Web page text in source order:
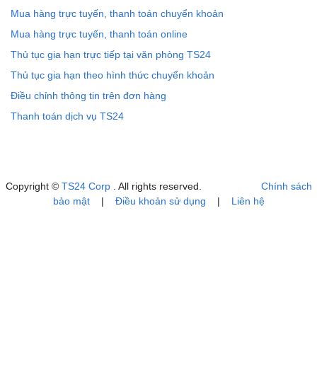
Mua hàng trực tuyến, thanh toán chuyển khoản
Mua hàng trực tuyến, thanh toán online
Thủ tục gia hạn trực tiếp tại văn phòng TS24
Thủ tục gia hạn theo hình thức chuyển khoản
Điều chỉnh thông tin trên đơn hàng
Thanh toán dịch vụ TS24
Copyright © TS24 Corp . All rights reserved. Chính sách
bảo mật| Điều khoản sử dụng | Liên hệ